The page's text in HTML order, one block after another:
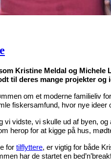
Kristine Meldal og
til deres mange projekter og
om et moderne
fiskersamfund, hvor nye
vi vidste, vi skulle ud af byen,
herop for at kigge på hus,
for tilflyttere, er vigtig for både
har de startet en